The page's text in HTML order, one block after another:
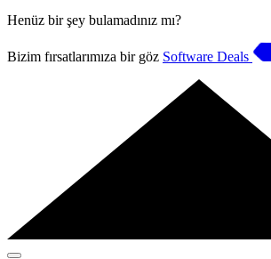
Henüz bir şey bulamadınız mı?
Bizim fırsatlarımıza bir göz Software Deals